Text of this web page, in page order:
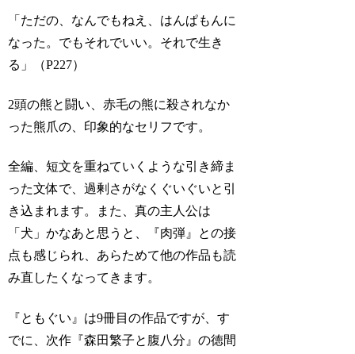
「ただの、なんでもねえ、はんぱもんに
なった。でもそれでいい。それで生き
る」（P227）
2頭の熊と闘い、赤毛の熊に殺されなか
った熊爪の、印象的なセリフです。
全編、短文を重ねていくような引き締ま
った文体で、過剰さがなくぐいぐいと引
き込まれます。また、真の主人公は
「犬」かなあと思うと、『肉弾』との接
点も感じられ、あらためて他の作品も読
み直したくなってきます。
『ともぐい』は9冊目の作品ですが、す
でに、次作『森田繁子と腹八分』の徳間